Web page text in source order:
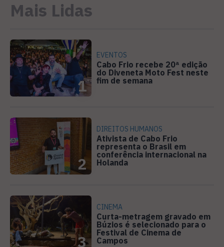
Mais Lidas
1
EVENTOS
Cabo Frio recebe 20ª edição
do Diveneta Moto Fest neste
fim de semana
2
DIREITOS HUMANOS
Ativista de Cabo Frio
representa o Brasil em
conferência internacional na
Holanda
3
CINEMA
Curta-metragem gravado em
Búzios é selecionado para o
Festival de Cinema de
Campos